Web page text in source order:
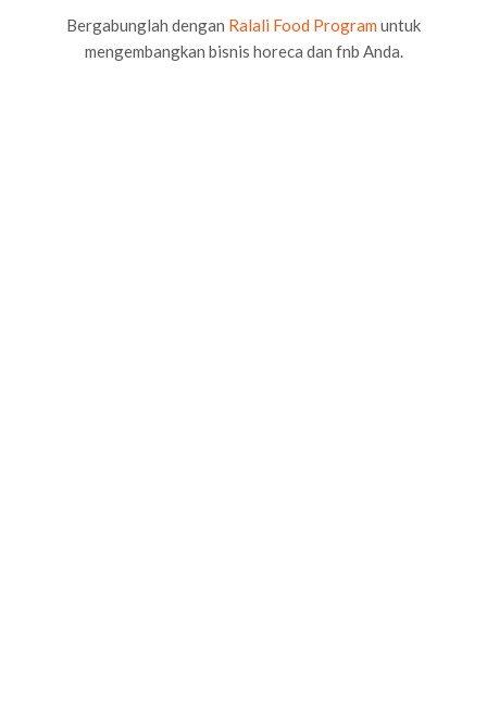
Bergabunglah dengan Ralali Food Program untuk
mengembangkan bisnis horeca dan fnb Anda.